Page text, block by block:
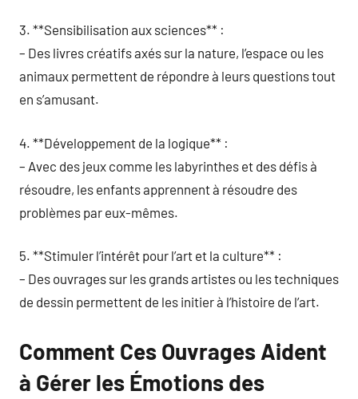
3. **Sensibilisation aux sciences** :
– Des livres créatifs axés sur la nature, l’espace ou les
animaux permettent de répondre à leurs questions tout
en s’amusant.
4. **Développement de la logique** :
– Avec des jeux comme les labyrinthes et des défis à
résoudre, les enfants apprennent à résoudre des
problèmes par eux-mêmes.
5. **Stimuler l’intérêt pour l’art et la culture** :
– Des ouvrages sur les grands artistes ou les techniques
de dessin permettent de les initier à l’histoire de l’art.
Comment Ces Ouvrages Aident
à Gérer les Émotions des